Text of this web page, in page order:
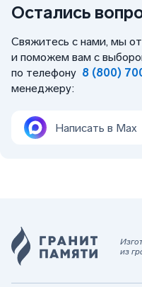
Остались
Свяжитесь с нами, мы
и поможем вам с
по телефону 8 (800)
менеджеру:
Написать в Max
из